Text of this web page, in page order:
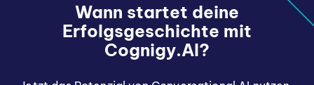
Wann startet deine
Erfolgsgeschichte mit
Cognigy.AI?